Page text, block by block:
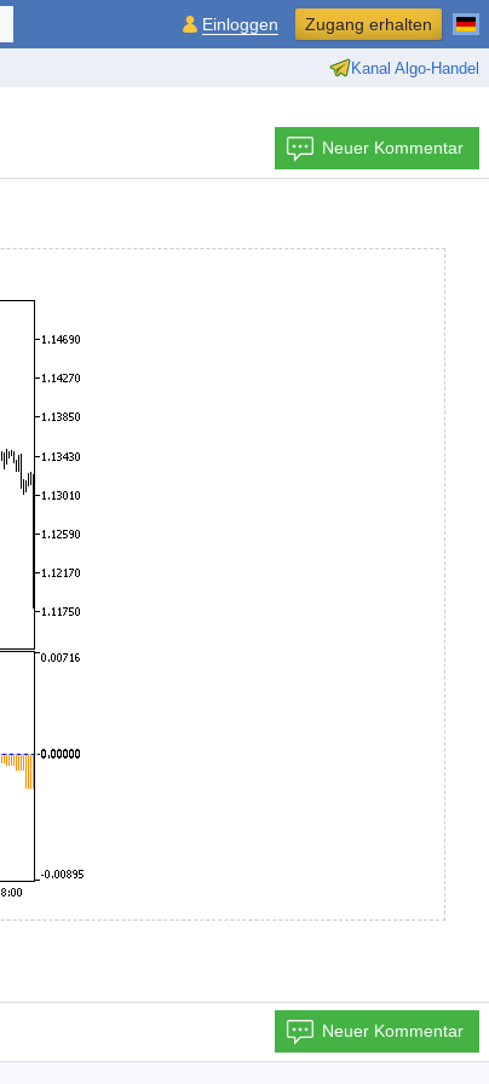
Kanal Algo-Handel
Einloggen Zugang erhalten
Neuer Kommentar
Neuer Kommentar